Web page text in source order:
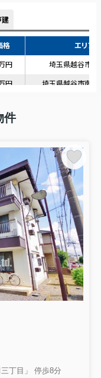
無料相談を検討
こまで相談して
ないか不安…」
でも多くいただ
年始の休業とさ
1月4日（日）
ては、2026年1月5
ので、あらかじ
お願い申し上げま
件
丁目」 停歩8分